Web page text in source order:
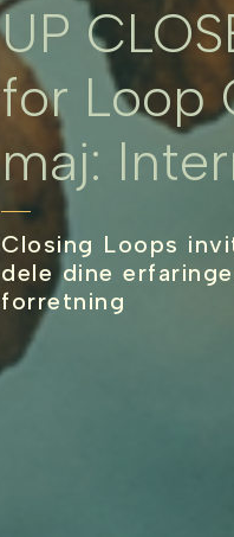
UP
for Loop
maj:
Closing Loops
dele dine
forretning